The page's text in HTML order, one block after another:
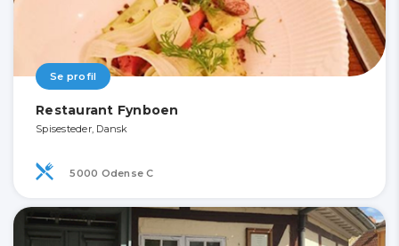
Se profil
Restaurant Fynboen
Spisesteder, Dansk
5000 Odense C